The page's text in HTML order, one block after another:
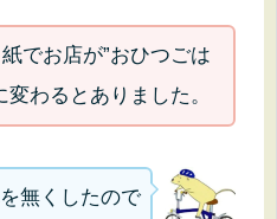
でお店が”おひつごは
変わるとありました。
無くしたので